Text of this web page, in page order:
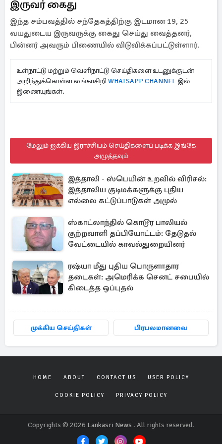
இருவர் கைது
இந்த சம்பவத்தில் சந்தேகத்திற்கு இடமான 19, 25
வயதுடைய இருவருக்கு கைது செய்து வைத்தனர்,
பின்னர் அவரும் பிணையில் விடுவிக்கப்பட்டுள்ளார்.
உள்நாட்டு மற்றும் வெளிநாட்டு செய்திகளை உடனுக்குடன்
அறிந்துக்கொள்ள லங்காசிறி WHATSAPP CHANNEL இல்
இணையுங்கள்.
மேலும் ஐக்கிய இராச்சியம் செய்திகளைப் படிக்க இங்கே
அழுத்தவும்
இத்தாலி - ஸ்பெயின் உறவில் விரிசல்:
இத்தாலிய குடிமக்களுக்கு புதிய
எல்லை கட்டுப்பாடுகள் அமுல்
ஸ்காட்லாந்தில் கொடூர பாலியல்
குற்றவாளி தப்பியோட்டம்: தேடுதல்
வேட்டையில் காவல்துறையினர்
ரஷ்யா மீது புதிய பொருளாதார
தடைகள்: அமெரிக்க செனட் சபையில்
கிடைத்த ஒப்புதல்
முக்கிய செய்திகள் பிரபலமானவை
HOME ABOUT CONTACT US USER POLICY
COOKIE POLICY PRIVACY POLICY
Copyrights © 2026 Lankasri News . All rights reserved.